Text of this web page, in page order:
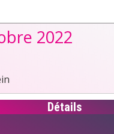
2022
Détails